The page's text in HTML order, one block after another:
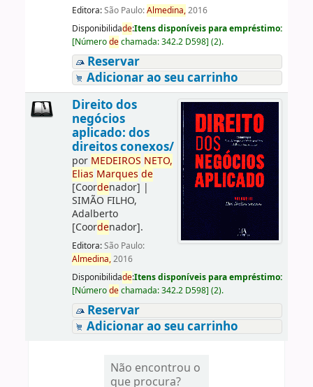
Editora:São Paulo:Almedina,2016
Disponibilidade:Itens disponíveis para empréstimo:
[Númerodechamada:342.2 D598] (2).
Reservar
Adicionar ao seu carrinho
Direito dos
negócios
aplicado: dos
direitos conexos/
por MEDEIROS NETO,
Elias Marques de
[Coordenador] |
SIMÃO FILHO,
Adalberto
[Coordenador].
Editora:São Paulo:
Almedina,2016
Disponibilidade:Itens disponíveis para empréstimo:
[Númerodechamada:342.2 D598] (2).
Reservar
Adicionar ao seu carrinho
Não encontrou o
que procura?